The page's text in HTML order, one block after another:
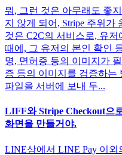
뭐, 그런 것은 아무래도 좋
지 않게 되어, Stripe 주위가
것은 C2C의 서비스로, 유
때에, 그 유저의 본인 확인
명, 면허증 등의 이미지가
증 등의 이미지를 검증하는
파일을 서버에 보내 두...
LIFF와 Stripe Checkout으
화면을 만들거야.
LINE상에서 LINE Pay 이